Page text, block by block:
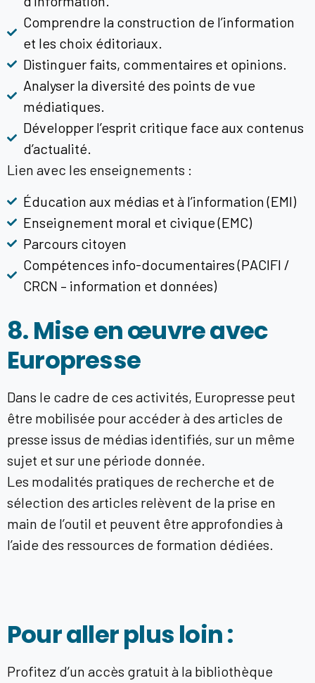
Comprendre la construction de l’information
et les choix éditoriaux.
Distinguer faits, commentaires et opinions.
Analyser la diversité des points de vue
médiatiques.
Développer l’esprit critique face aux contenus
d’actualité.
Lien avec les enseignements :
Éducation aux médias et à l’information (EMI)
Enseignement moral et civique (EMC)
Parcours citoyen
Compétences info-documentaires (PACIFI /
CRCN – information et données)
8. Mise en œuvre avec
Europresse
Dans le cadre de ces activités, Europresse peut
être mobilisée pour accéder à des articles de
presse issus de médias identifiés, sur un même
sujet et sur une période donnée.
Les modalités pratiques de recherche et de
sélection des articles relèvent de la prise en
main de l’outil et peuvent être approfondies à
l’aide des ressources de formation dédiées.
Pour aller plus loin :
Profitez d’un accès gratuit à la bibliothèque